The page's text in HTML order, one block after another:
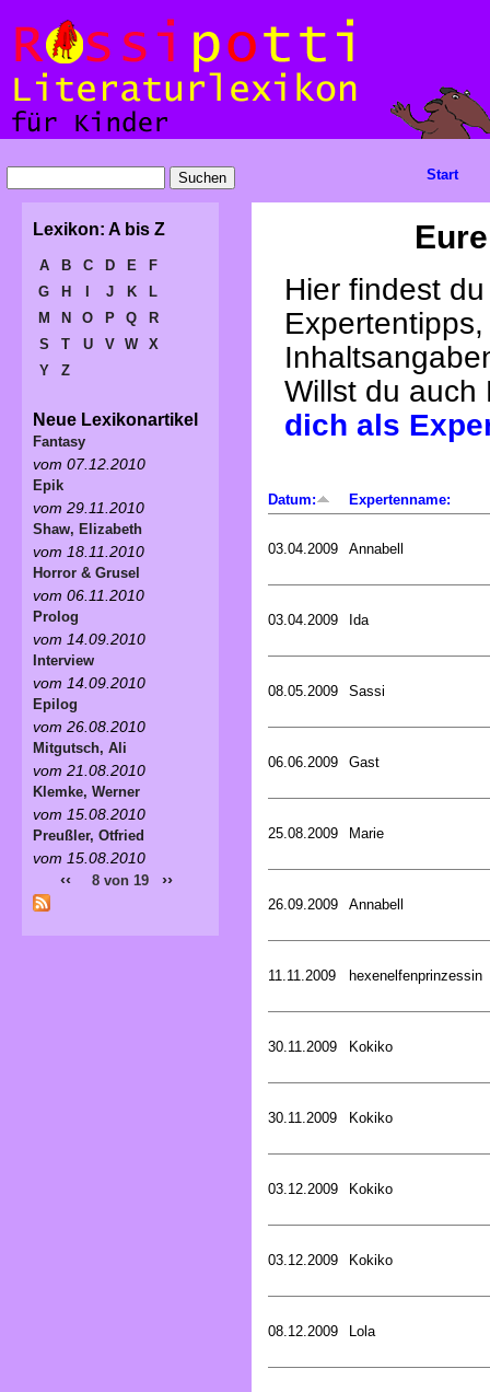
Hier findest
Willst du
dich als
Datum: Expertenname:
03.04.2009 Annabell
03.04.2009 Ida
08.05.2009 Sassi
06.06.2009 Gast
25.08.2009 Marie
26.09.2009 Annabell
11.11.2009 hexenelfenprinzessin
30.11.2009 Kokiko
30.11.2009 Kokiko
03.12.2009 Kokiko
03.12.2009 Kokiko
08.12.2009 Lola
Start
Lexikon: A bis Z
A B C D E
F
G
H J K
L
M
N O P Q
R
S
T U V W
X
Y
Z
Neue Lexikonartikel
Fantasy
vom 07.12.2010
Epik
vom 29.11.2010
Shaw, Elizabeth
vom 18.11.2010
Horror & Grusel
vom 06.11.2010
Prolog
vom 14.09.2010
Interview
vom 14.09.2010
Epilog
vom 26.08.2010
Mitgutsch, Ali
vom 21.08.2010
Klemke, Werner
vom 15.08.2010
Preußler, Otfried
vom 15.08.2010
‹‹ 8 von 19 ››